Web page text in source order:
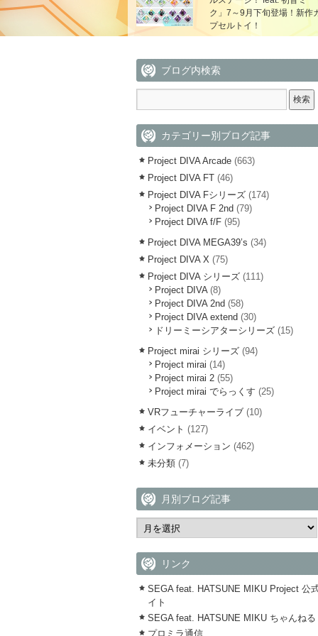
ク」7～9月下旬登場！新作
プセルトイ！
ブログ内検索
カテゴリー別ブログ記事
Project DIVA Arcade (663)
Project DIVA FT (46)
Project DIVA Fシリーズ (174)
Project DIVA F 2nd (79)
Project DIVA f/F (95)
Project DIVA MEGA39’s (34)
Project DIVA X (75)
Project DIVA シリーズ (111)
Project DIVA(8)
Project DIVA 2nd (58)
Project DIVA extend (30)
ドリーミーシアターシリーズ (15)
Project mirai シリーズ (94)
Project mirai (14)
Project mirai 2 (55)
Project mirai でらっくす (25)
VRフューチャーライブ (10)
イベント (127)
インフォメーション (462)
未分類 (7)
月別ブログ記事
リンク
SEGA feat. HATSUNE MIKU Project 公
イト
SEGA feat. HATSUNE MIKU ちゃんねる
プロミラ通信